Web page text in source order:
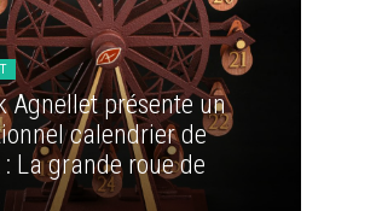
Agnellet présente un
calendrier de
: La grande roue de